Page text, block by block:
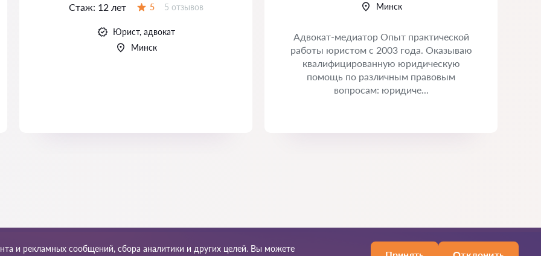
Стаж: 12 лет 5 Отзывов:
5 отзывов
Юрист, адвокат
Минск
Минск
Адвокат-медиатор Опыт практической
работы юристом с 2003 года. Оказываю
квалифицированную юридическую
помощь по различным правовым
вопросам: юридиче...
сайта Наша сеть по миру
и рекламных сообщений, сбора аналитики и других целей. Вы можете